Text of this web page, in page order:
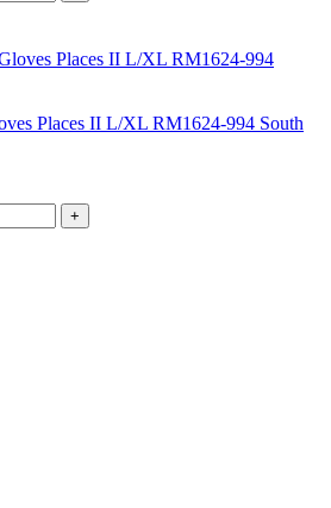
Places II L/XL RM1624-994 South
+